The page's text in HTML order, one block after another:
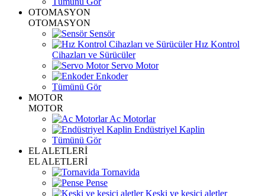
OTOMASYON
OTOMASYON
Sensör
Hız Kontrol
Cihazları ve Sürücüler
Servo Motor
Enkoder
Tümünü Gör
MOTOR
MOTOR
Ac Motorlar
Endüstriyel Kaplin
Tümünü Gör
EL ALETLERİ
EL ALETLERİ
Tornavida
Pense
Keski ve kesici aletler